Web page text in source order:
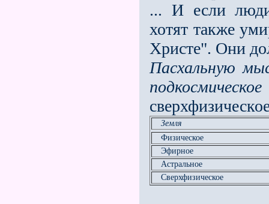
... И если
хотят также
Христе". Они
Пасхальную
подкосмическое
Земля
Физическое
Эфирное
Астральное
Сверхфизическое